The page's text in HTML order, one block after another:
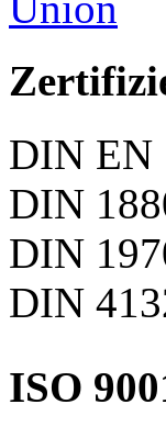
DIN EN
DIN
DIN
DIN
ISO